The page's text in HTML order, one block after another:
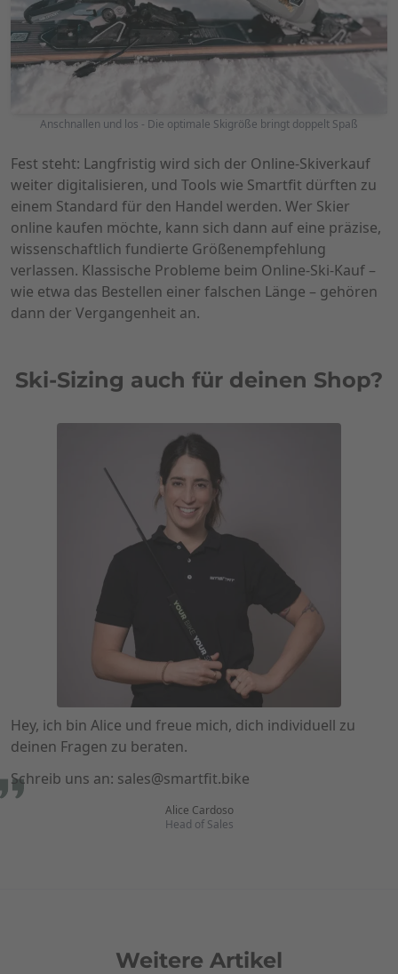
Anschnallen und los - Die optimale Skigröße bringt doppelt Spaß
Fest steht: Langfristig wird sich der Online-Skiverkauf
weiter digitalisieren, und Tools wie Smartfit dürften zu
einem Standard für den Handel werden. Wer Skier
online kaufen möchte, kann sich dann auf eine präzise,
wissenschaftlich fundierte Größenempfehlung
verlassen. Klassische Probleme beim Online-Ski-Kauf –
wie etwa das Bestellen einer falschen Länge – gehören
dann der Vergangenheit an.
Ski-Sizing auch für deinen Shop?
Hey, ich bin Alice und freue mich, dich individuell zu
deinen Fragen zu beraten.
Schreib uns an: sales@smartfit.bike
Alice Cardoso
Head of Sales
Weitere Artikel